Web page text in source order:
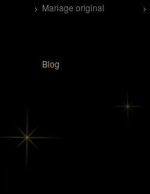
Mariage original
Blog